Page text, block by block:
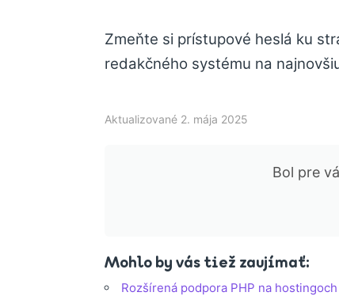
Zmeňte si prístupové heslá ku
redakčného systému na
Aktualizované 2. mája 2025
Bol pre
Mohlo by vás tiež zaujímať:
Rozšírená podpora PHP na hostingoch